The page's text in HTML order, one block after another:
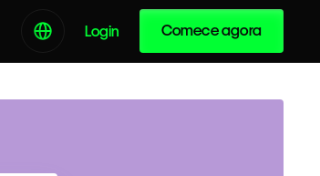
Login Comece agora